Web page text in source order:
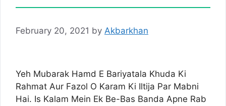
February 20, 2021 by Akbarkhan
Yeh Mubarak Hamd E Bariyatala Khuda Ki
Rahmat Aur Fazol O Karam Ki Iltija Par Mabni
Hai. Is Kalam Mein Ek Be-Bas Banda Apne Rab